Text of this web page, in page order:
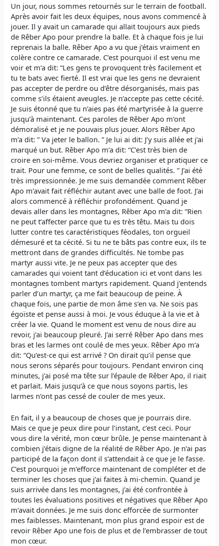
Un jour, nous sommes retournés sur le terrain de football.
Après avoir fait les deux équipes, nous avons commencé à
jouer. Il y avait un camarade qui allait toujours aux pieds
de Rêber Apo pour prendre la balle. Et à chaque fois je lui
reprenais la balle. Rêber Apo a vu que j’étais vraiment en
colère contre ce camarade. C’est pourquoi il est venu me
voir et m’a dit: “Les gens te provoquent très facilement et
tu te bats avec fierté. Il est vrai que les gens ne devraient
pas accepter de perdre ou d’être désorganisés, mais pas
comme s’ils étaient aveugles. Je n’accepte pas cette cécité.
Je suis étonné que tu n’aies pas été martyrisée à la guerre
jusqu’à maintenant. Ces paroles de Rêber Apo m’ont
démoralisé et je ne pouvais plus jouer. Alors Rêber Apo
m’a dit: ” Va jeter le ballon. ” Je lui ai dit: J’y suis allée et j’ai
marqué un but. Rêber Apo m’a dit: “C’est très bien de
croire en soi-même. Vous devriez organiser et pratiquer ce
trait. Pour une femme, ce sont de belles qualités. ” J’ai été
très impressionnée. Je me suis demandée comment Rêber
Apo m’avait fait réfléchir autant avec une balle de foot. J’ai
alors commencé à réfléchir profondément. Quand je
devais aller dans les montagnes, Rêber Apo m’a dit: “Rien
ne peut t’affecter parce que tu es très têtu. Mais tu dois
lutter contre tes caractéristiques féodales, ton orgueil
démesuré et ta cécité. Si tu ne te bâts pas contre eux, ils te
mettront dans de grandes difficultés. Ne tombe pas
martyr aussi vite. Je ne peux pas accepter que des
camarades qui voient tant d’éducation ici et vont dans les
montagnes tombent martyrs rapidement. Quand j’entends
parler d’un martyr, ça me fait beaucoup de peine. À
chaque fois, une partie de mon âme s’en va. Ne sois pas
égoïste et pense aussi à moi. Je vous éduque à la vie et à
créer la vie. Quand le moment est venu de nous dire au
revoir, j’ai beaucoup pleuré. J’ai serré Rêber Apo dans mes
bras et les larmes ont coulé de mes yeux. Rêber Apo m’a
dit: “Qu’est-ce qui est arrivé ? On dirait qu’il pense que
nous serons séparés pour toujours. Pendant environ cinq
minutes, j’ai posé ma tête sur l’épaule de Rêber Apo, il riait
et parlait. Mais jusqu’à ce que nous soyons partis, les
larmes n’ont pas cessé de couler de mes yeux.
En fait, il y a beaucoup de choses que je pourrais dire.
Mais ce que je peux dire pour l’instant, c’est ceci. Pour
vous dire la vérité, mon cœur brûle. Je pense maintenant à
combien j’étais digne de la réalité de Rêber Apo. Je n’ai pas
participé de la façon dont il s’attendait à ce que je le fasse.
C’est pourquoi je m’efforce maintenant de compléter et de
terminer les choses que j’ai faites à mi-chemin. Quand je
suis arrivée dans les montagnes, j’ai été confrontée à
toutes les évaluations positives et négatives que Rêber Apo
m’avait données. Je me suis donc efforcée de surmonter
mes faiblesses. Maintenant, mon plus grand espoir est de
revoir Rêber Apo une fois de plus et de l’embrasser de tout
mon cœur.